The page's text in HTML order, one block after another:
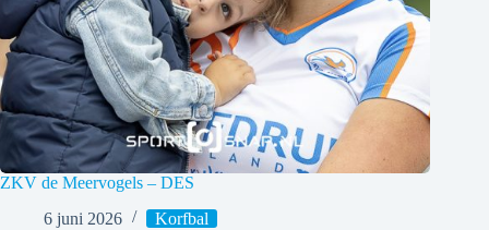
ZKV de Meervogels – DES
6 juni 2026
Korfbal